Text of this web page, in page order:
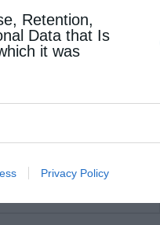
Retention,
Data that Is
it was
Privacy Policy